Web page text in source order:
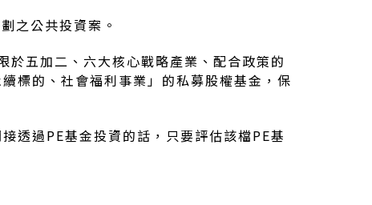
之公共投資案。
於五加二、六大核心戰略產業、配合政策的
標的、社會福利事業」的私募股權基金，保
透過PE基金投資的話，只要評估該檔PE基